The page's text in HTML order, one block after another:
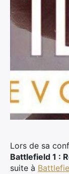
Lors de sa
Battlefield 1 :
suite à